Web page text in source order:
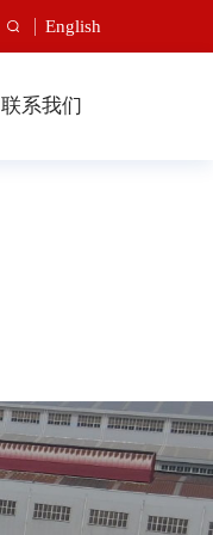
English
联系我们